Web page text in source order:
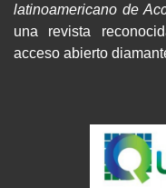
latinoamericano de
una revista
acceso abierto